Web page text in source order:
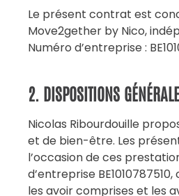
Le présent contrat est
Move2gether by Nico,
Numéro d’entreprise :
2. DISPOSITIONS
Nicolas Ribourdouille
et de bien-être. Les
l’occasion de ces
d’entreprise
les avoir comprises et les